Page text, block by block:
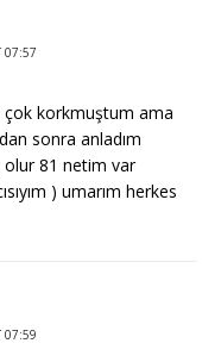
07:57
çok korkmuştum ama
sonra anladım
olur 81 netim var
) umarım herkes
07:59